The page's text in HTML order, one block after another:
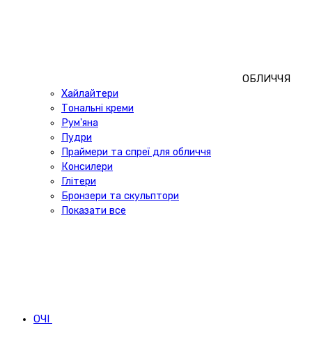
ОБЛИЧЧЯ
Хайлайтери
Тональні креми
Рум'яна
Пудри
Праймери та спреї для обличчя
Консилери
Глітери
Бронзери та скульптори
Показати все
ОЧІ